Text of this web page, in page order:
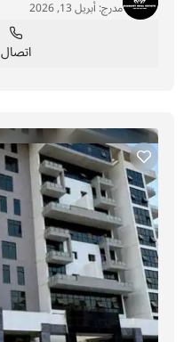
مدرج:أبريل 13, 2026
اتصال